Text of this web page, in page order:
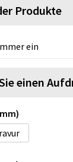
Produkte
ein
einen